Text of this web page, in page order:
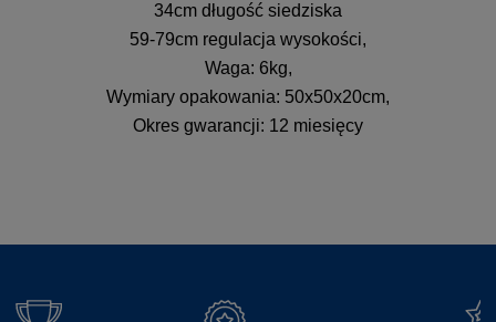
34cm długość siedziska
59-79cm regulacja wysokości,
Waga: 6kg,
Wymiary opakowania: 50x50x20cm,
Okres gwarancji: 12 miesięcy